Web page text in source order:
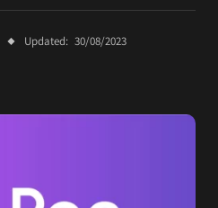
Updated: 30/08/2023